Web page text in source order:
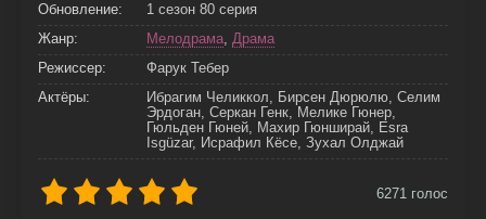
Обновление:
1 сезон 80 серия
Жанр:
Мелодрама, Драма
Режиссер:
Фарук Тебер
Актёры:
Ибрагим Челиккол, Бирсен Дюрюлю, Селим
Эрдоган, Серкан Генк, Мелике Гюнер,
Гюльден Гюней, Махир Гюнширай, Esra
Isgüzar, Исрафил Кёсе, Зухал Олджай
6271 голос